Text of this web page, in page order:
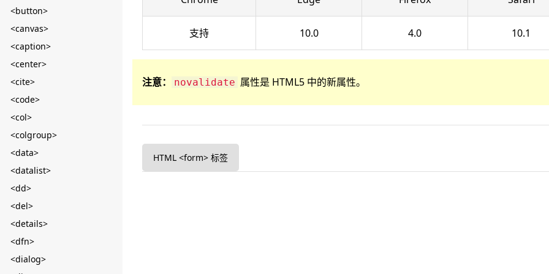
<button>
<canvas>
<caption>
<center>
<cite>
<code>
<col>
<colgroup>
<data>
<datalist>
<dd>
<del>
<details>
<dfn>
<dialog>
支持 10.0 4.0 10.1
注意： novalidate 属性是 HTML5 中的新属性。
HTML <form> 标签